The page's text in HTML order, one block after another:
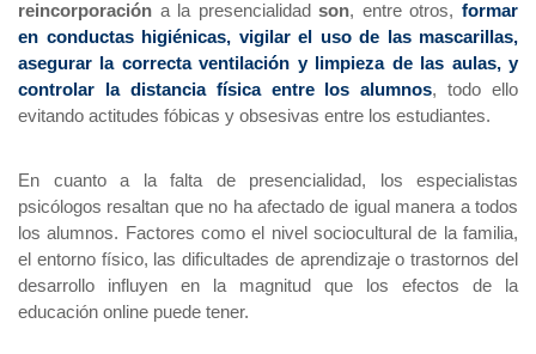
reincorporación a la presencialidad son, entre otros, formar
en conductas higiénicas, vigilar el uso de las mascarillas,
asegurar la correcta ventilación y limpieza de las aulas, y
controlar la distancia física entre los alumnos, todo ello
evitando actitudes fóbicas y obsesivas entre los estudiantes.
En cuanto a la falta de presencialidad, los especialistas
psicólogos resaltan que no ha afectado de igual manera a todos
los alumnos. Factores como el nivel sociocultural de la familia,
el entorno físico, las dificultades de aprendizaje o trastornos del
desarrollo influyen en la magnitud que los efectos de la
educación online puede tener.